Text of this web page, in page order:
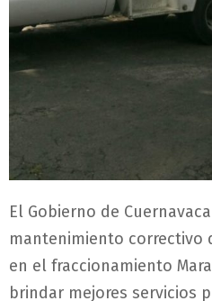
El Gobierno de
mantenimiento correctivo
en el fraccionamiento
brindar mejores servicios